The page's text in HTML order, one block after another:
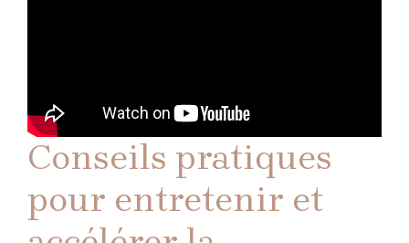
Conseils pratiques
pour entretenir et